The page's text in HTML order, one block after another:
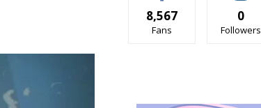
8,567
Fans
0
Followers